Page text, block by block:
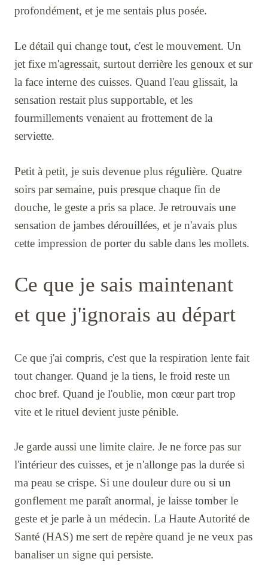
profondément, et je me sentais plus posée.
Le détail qui change tout, c'est le mouvement. Un
jet fixe m'agressait, surtout derrière les genoux et sur
la face interne des cuisses. Quand l'eau glissait, la
sensation restait plus supportable, et les
fourmillements venaient au frottement de la
serviette.
Petit à petit, je suis devenue plus régulière. Quatre
soirs par semaine, puis presque chaque fin de
douche, le geste a pris sa place. Je retrouvais une
sensation de jambes dérouillées, et je n'avais plus
cette impression de porter du sable dans les mollets.
Ce que je sais maintenant
et que j'ignorais au départ
Ce que j'ai compris, c'est que la respiration lente fait
tout changer. Quand je la tiens, le froid reste un
choc bref. Quand je l'oublie, mon cœur part trop
vite et le rituel devient juste pénible.
Je garde aussi une limite claire. Je ne force pas sur
l'intérieur des cuisses, et je n'allonge pas la durée si
ma peau se crispe. Si une douleur dure ou si un
gonflement me paraît anormal, je laisse tomber le
geste et je parle à un médecin. La Haute Autorité de
Santé (HAS) me sert de repère quand je ne veux pas
banaliser un signe qui persiste.